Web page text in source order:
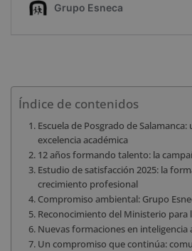
Índice de contenidos
Escuela de Posgrado de
excelencia académica
12 años formando talento: la
Estudio de satisfacción 2025: la
crecimiento profesional
Compromiso ambiental: Grupo
Reconocimiento del Ministerio para
Nuevas formaciones en inteligencia
Un compromiso que continúa: